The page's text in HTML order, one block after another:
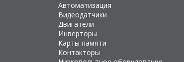
Автоматизация
Видеодатчики
Двигатели
Инверторы
Карты памяти
Контакторы